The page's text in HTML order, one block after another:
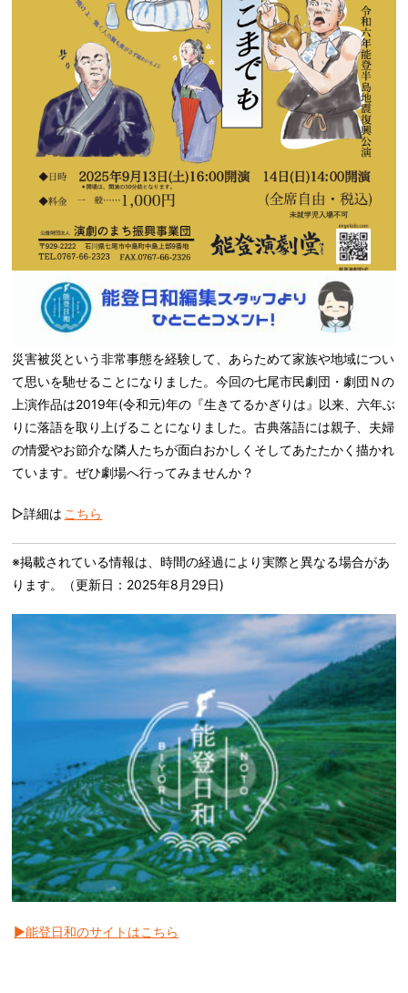
災害被災という非常事態を経験して、あらためて家族や地域につい
て思いを馳せることになりました。今回の七尾市民劇団・劇団Ｎの
上演作品は2019年(令和元)年の『生きてるかぎりは』以来、六年ぶ
りに落語を取り上げることになりました。古典落語には親子、夫婦
の情愛やお節介な隣人たちが面白おかしくそしてあたたかく描かれ
ています。ぜひ劇場へ行ってみませんか？
▷詳細は こちら
※掲載されている情報は、時間の経過により実際と異なる場合があ
ります。（更新日：2025年8月29日)
▶︎能登日和のサイトはこちら